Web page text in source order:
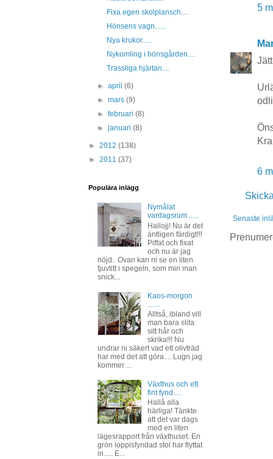
5
6
Senaste
Fixa egen skolplansch....
Hönsens vagn......
Nya krukor.....
Nykomling i hönsgården....
Trassliga hjärtan....
►april(6)
►mars(9)
►februari(8)
►januari(8)
► 2012 (138)
► 2011 (37)
Populära inlägg
Nymålat
vardagsrum .....
Hallojj! Nu är det
äntligen färdigt!!!
Piffat och fixat
och nu är jag
nöjd. Ovan kan ni se en liten
tjuvtitt i spegeln, som min man
snick...
Kaos-morgon
Alltså, ibland vill
man bara slita
sitt hår och
skrika!!! Nu
undrar ni säkert vad ett olivträd
har med det att göra.... Lugn jag
kommer ...
Växthus och ett
fint fynd.....
Hallå alla
härliga! Tänkte
att det var dags
med en liten
lägesrapport från växthuset. En
grön loppisfyndad stol har flyttat
in..... E...